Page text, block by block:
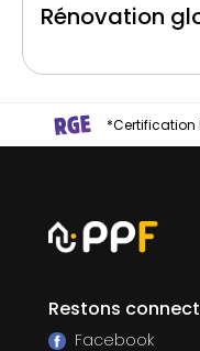
Rénovation
*Certification
Restons
Facebook